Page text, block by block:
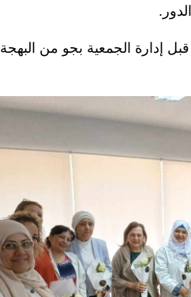
إدارة الجمعية بجو من البهجة